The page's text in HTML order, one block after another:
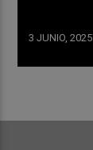
3 JUNIO, 2025